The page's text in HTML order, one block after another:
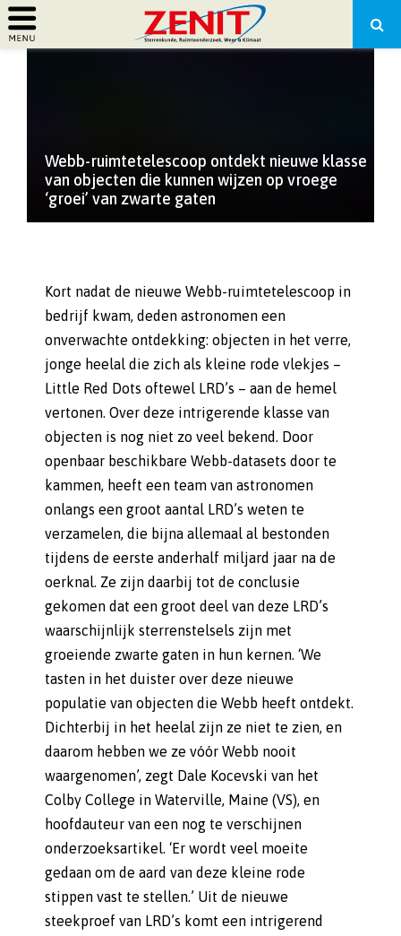
PRIMARY
Webb-ruimtetelescoop ontdekt nieuwe klasse
van objecten die kunnen wijzen op vroege
‘groei’ van zwarte gaten
Kort nadat de nieuwe Webb-ruimtetelescoop in
bedrijf kwam, deden astronomen een
onverwachte ontdekking: objecten in het verre,
jonge heelal die zich als kleine rode vlekjes –
Little Red Dots oftewel LRD’s – aan de hemel
vertonen. Over deze intrigerende klasse van
objecten is nog niet zo veel bekend. Door
openbaar beschikbare Webb-datasets door te
kammen, heeft een team van astronomen
onlangs een groot aantal LRD’s weten te
verzamelen, die bijna allemaal al bestonden
tijdens de eerste anderhalf miljard jaar na de
oerknal. Ze zijn daarbij tot de conclusie
gekomen dat een groot deel van deze LRD’s
waarschijnlijk sterrenstelsels zijn met
groeiende zwarte gaten in hun kernen. ‘We
tasten in het duister over deze nieuwe
populatie van objecten die Webb heeft ontdekt.
Dichterbij in het heelal zijn ze niet te zien, en
daarom hebben we ze vóór Webb nooit
waargenomen’, zegt Dale Kocevski van het
Colby College in Waterville, Maine (VS), en
hoofdauteur van een nog te verschijnen
onderzoeksartikel. ‘Er wordt veel moeite
gedaan om de aard van deze kleine rode
stippen vast te stellen.’ Uit de nieuwe
steekproef van LRD’s komt een intrigerend